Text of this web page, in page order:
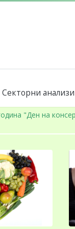
Секторни анализи
"Ден на